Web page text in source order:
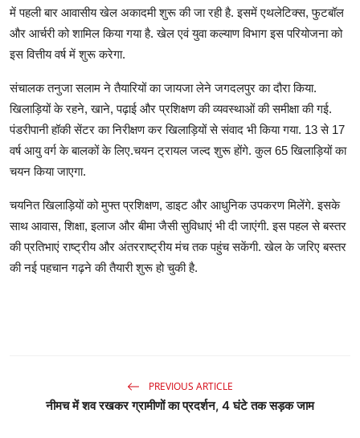
में पहली बार आवासीय खेल अकादमी शुरू की जा रही है. इसमें एथलेटिक्स, फुटबॉल
और आर्चरी को शामिल किया गया है. खेल एवं युवा कल्याण विभाग इस परियोजना को
इस वित्तीय वर्ष में शुरू करेगा.
संचालक तनुजा सलाम ने तैयारियों का जायजा लेने जगदलपुर का दौरा किया.
खिलाड़ियों के रहने, खाने, पढ़ाई और प्रशिक्षण की व्यवस्थाओं की समीक्षा की गई.
पंडरीपानी हॉकी सेंटर का निरीक्षण कर खिलाड़ियों से संवाद भी किया गया. 13 से 17
वर्ष आयु वर्ग के बालकों के लिए.चयन ट्रायल जल्द शुरू होंगे. कुल 65 खिलाड़ियों का
चयन किया जाएगा.
चयनित खिलाड़ियों को मुफ्त प्रशिक्षण, डाइट और आधुनिक उपकरण मिलेंगे. इसके
साथ आवास, शिक्षा, इलाज और बीमा जैसी सुविधाएं भी दी जाएंगी. इस पहल से बस्तर
की प्रतिभाएं राष्ट्रीय और अंतरराष्ट्रीय मंच तक पहुंच सकेंगी. खेल के जरिए बस्तर
की नई पहचान गढ़ने की तैयारी शुरू हो चुकी है.
PREVIOUS ARTICLE
नीमच में शव रखकर ग्रामीणों का प्रदर्शन, 4 घंटे तक सड़क जाम